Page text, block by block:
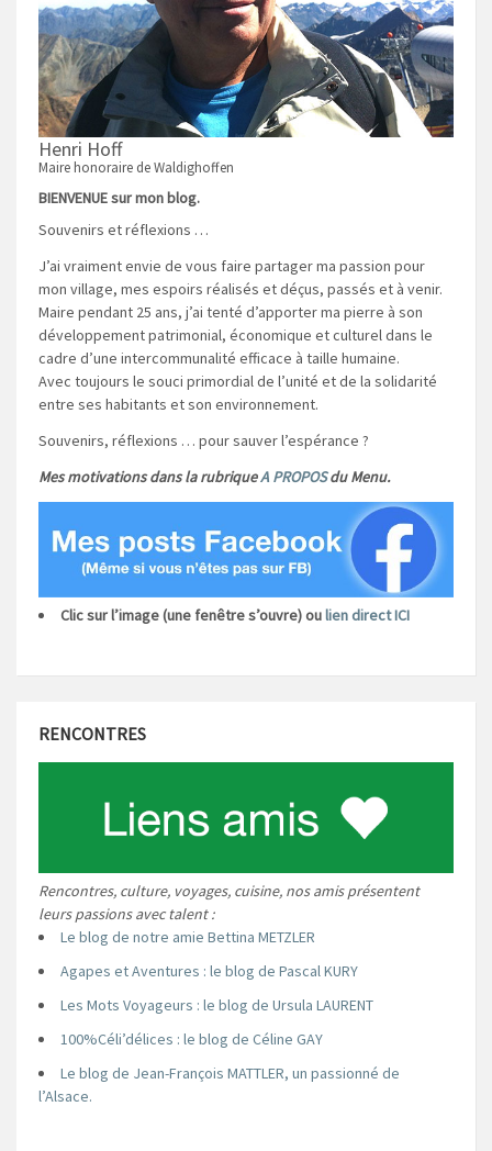
Henri Hoff
Maire honoraire de Waldighoffen
BIENVENUE sur mon blog.
Souvenirs et réflexions …
J’ai vraiment envie de vous faire partager ma passion pour
mon village, mes espoirs réalisés et déçus, passés et à venir.
Maire pendant 25 ans, j’ai tenté d’apporter ma pierre à son
développement patrimonial, économique et culturel dans le
cadre d’une intercommunalité efficace à taille humaine.
Avec toujours le souci primordial de l’unité et de la solidarité
entre ses habitants et son environnement.
Souvenirs, réflexions … pour sauver l’espérance ?
Mes motivations dans la rubriqueA PROPOSdu Menu.
Clic sur l’image (une fenêtre s’ouvre) oulien direct ICI
RENCONTRES
Rencontres, culture, voyages, cuisine, nos amis présentent
leurs passions avec talent :
Le blog de notre amie Bettina METZLER
Agapes et Aventures : le blog de Pascal KURY
Les Mots Voyageurs : le blog de Ursula LAURENT
100%Céli’délices : le blog de Céline GAY
Le blog de Jean-François MATTLER, un passionné de
l’Alsace.